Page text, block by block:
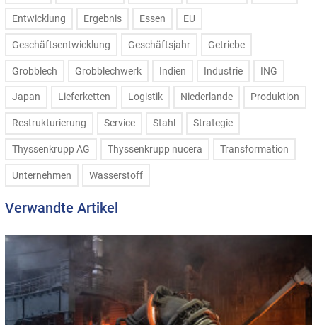
Entwicklung Ergebnis Essen EU
Geschäftsentwicklung Geschäftsjahr Getriebe
Grobblech Grobblechwerk Indien Industrie ING
Japan Lieferketten Logistik Niederlande Produktion
Restrukturierung Service Stahl Strategie
Thyssenkrupp AG Thyssenkrupp nucera Transformation
Unternehmen Wasserstoff
Verwandte Artikel